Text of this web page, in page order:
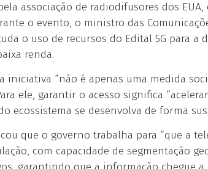
associação de radiodifusores dos
o evento, o ministro das
o uso de recursos do Edital 5G para a
renda.
iniciativa “não é apenas uma medida
ele, garantir o acesso significa
ecossistema se desenvolva de forma
que o governo trabalha para “que a
com capacidade de segmentação